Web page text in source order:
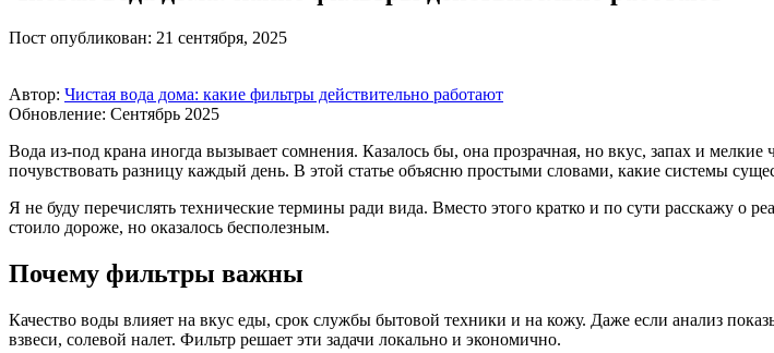
Пост опубликован: 21 сентября, 2025
Автор: Чистая вода дома: какие фильтры действительно работают
Обновление: Сентябрь 2025
Вода из-под крана иногда вызывает сомнения. Казалось бы, она прозрачная, но вкус, запах и
почувствовать разницу каждый день. В этой статье объясню простыми словами, какие системы
Я не буду перечислять технические термины ради вида. Вместо этого кратко и по сути расскажу
стоило дороже, но оказалось бесполезным.
Почему фильтры важны
Качество воды влияет на вкус еды, срок службы бытовой техники и на кожу. Даже если анализ
взвеси, солевой налет. Фильтр решает эти задачи локально и экономично.